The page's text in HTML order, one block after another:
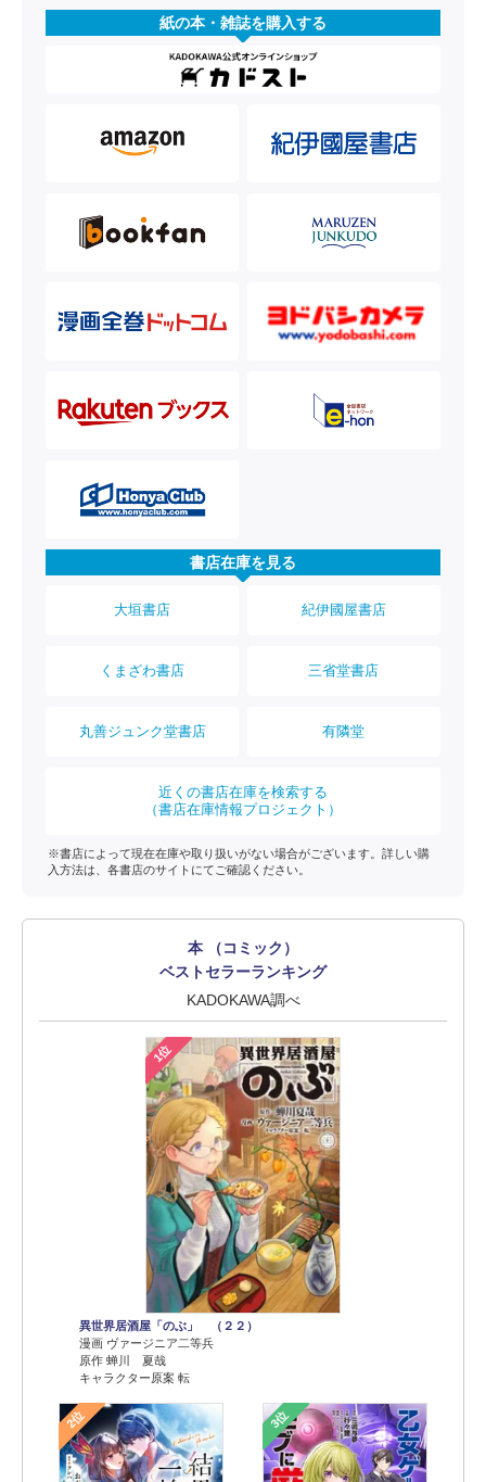
紙の本・雑誌を購入する
書店在庫を見る
大垣書店 紀伊國屋書店
くまざわ書店 三省堂書店
丸善ジュンク堂書店 有隣堂
近くの書店在庫を検索する
（書店在庫情報プロジェクト）
※書店によって現在在庫や取り扱いがない場合がございます。詳しい購
入方法は、各書店のサイトにてご確認ください。
本 （コミック）
ベストセラーランキング
KADOKAWA調べ
1位
異世界居酒屋「のぶ」 （２２）
漫画 ヴァージニア二等兵
原作 蝉川 夏哉
キャラクター原案 転
2位 3位